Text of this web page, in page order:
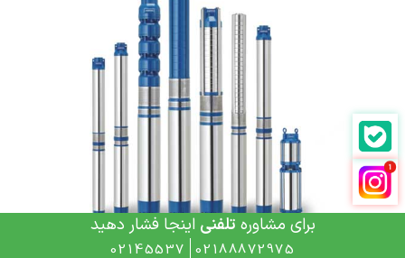
برای مشاوره تلفنی اینجا فشار دهید
02145537 02188872975